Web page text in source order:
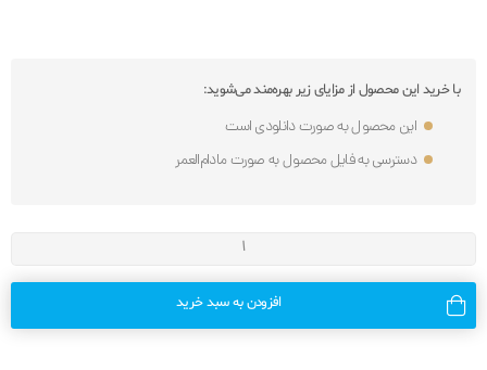
با خرید این محصول از مزایای زیر بهره‌مند می‌شوید:
این محصول به صورت دانلودی است
دسترسی به فایل محصول به صورت مادام‌العمر
افزودن به سبد خرید